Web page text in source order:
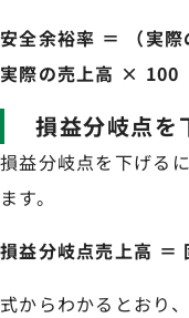
安全余裕率 ＝ （実
実際の売上高 × 100
損益分岐点を
損益分岐点を下げる
ます。
損益分岐点売上高
式からわかるとおり